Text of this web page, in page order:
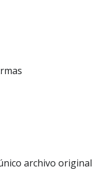
archivo original